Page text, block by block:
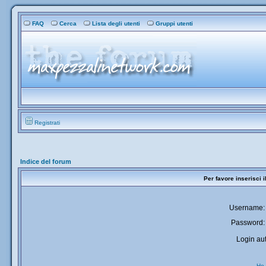
FAQ Cerca Lista degli utenti Gruppi utenti
Registrati
Indice del forum
Per favore inserisci
Username:
Password:
Login